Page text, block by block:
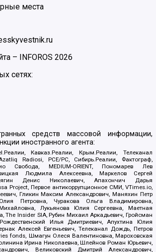
места
– INFOROS 2026
сетях:
средств массовой информации,
иностранного агента:
Кавказ.Реалии, Крым.Реалии, Телеканал
Radiosi, PCE/PC, Сибирь.Реалии, Фактограф,
Свобода, MEDIUM-ORIENT, Пономарев Лев
Людмила Алексеевна, Маркелов Сергей
Денис Николаевич, Апахончич Дарья
Project, Первое антикоррупционное СМИ, VTimes.io,
Гликин Максим Александрович, Маняхин Петр
Петровна, Чуракова Ольга Владимировна,
Лукьянова Юлия Сергеевна, Маетная
The Insider SIA, Рубин Михаил Аркадьевич, Гройсман
Илья Дмитриевич, Апухтина Юлия
Алексей Евгеньевич, Телеканал Дождь, Петров
fonds, Шмагун Олеся Валентиновна, Мароховская
Ирина Николаевна, Шлейнов Роман Юрьевич,
Великовский Дмитрий Александрович,